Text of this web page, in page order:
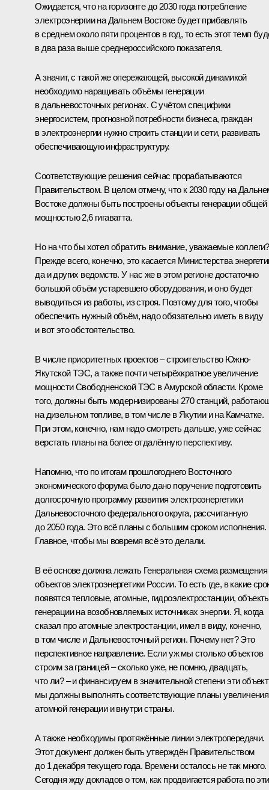
Ожидается, что на горизонте до 2030 года потребление
электроэнергии на Дальнем Востоке будет прибавлять
в среднем около пяти процентов в год, то есть этот темп
в два раза выше среднероссийского показателя.
А значит, с такой же опережающей, высокой динамикой
необходимо наращивать объёмы генерации
в дальневосточных регионах. С учётом специфики
энергосистем, прогнозной потребности бизнеса, граждан
в электроэнергии нужно строить станции и сети, развивать
обеспечивающую инфраструктуру.
Соответствующие решения сейчас прорабатываются
Правительством. В целом отмечу, что к 2030 году на
Востоке должны быть построены объекты генерации общей
мощностью 2,6 гигаватта.
Но на что бы хотел обратить внимание, уважаемые коллеги?
Прежде всего, конечно, это касается Министерства
да и других ведомств. У нас же в этом регионе достаточно
большой объём устаревшего оборудования, и оно будет
выводиться из работы, из строя. Поэтому для того, чтобы
обеспечить нужный объём, надо обязательно иметь в виду
и вот это обстоятельство.
В числе приоритетных проектов – строительство Южно-
Якутской ТЭС, а также почти четырёхкратное увеличение
мощности Свободненской ТЭС в Амурской области. Кроме
того, должны быть модернизированы 270 станций,
на дизельном топливе, в том числе в Якутии и на Камчатке.
При этом, конечно, нам надо смотреть дальше, уже сейчас
верстать планы на более отдалённую перспективу.
Напомню, что по итогам прошлогоднего Восточного
экономического форума было дано поручение подготовить
долгосрочную программу развития электроэнергетики
Дальневосточного федерального округа, рассчитанную
до 2050 года. Это всё планы с большим сроком исполнения.
Главное, чтобы мы вовремя всё это делали.
В её основе должна лежать Генеральная схема размещения
объектов электроэнергетики России. То есть где, в какие
появятся тепловые, атомные, гидроэлектростанции,
генерации на возобновляемых источниках энергии. Я, когда
сказал про атомные электростанции, имел в виду, конечно,
в том числе и Дальневосточный регион. Почему нет? Это
перспективное направление. Если уж мы столько объектов
строим за границей – сколько уже, не помню, двадцать,
что ли? – и финансируем в значительной степени эти
мы должны выполнять соответствующие планы увеличения
атомной генерации и внутри страны.
А также необходимы протяжённые линии электропередачи.
Этот документ должен быть утверждён Правительством
до 1 декабря текущего года. Времени осталось не так много.
Сегодня жду докладов о том, как продвигается работа по